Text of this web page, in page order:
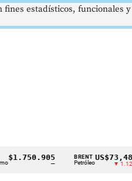
BRENT
Petróleo
US$73,48
▼ 1.12
estadísticos,